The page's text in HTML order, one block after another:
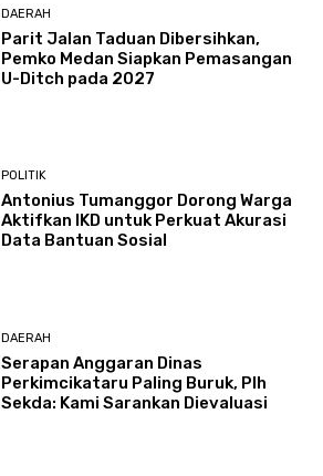
DAERAH
Parit Jalan Taduan Dibersihkan,
Pemko Medan Siapkan Pemasangan
U-Ditch pada 2027
POLITIK
Antonius Tumanggor Dorong Warga
Aktifkan IKD untuk Perkuat Akurasi
Data Bantuan Sosial
DAERAH
Serapan Anggaran Dinas
Perkimcikataru Paling Buruk, Plh
Sekda: Kami Sarankan Dievaluasi